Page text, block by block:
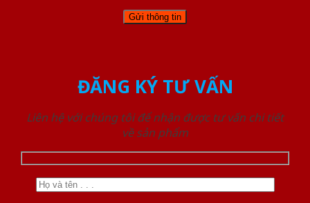
ĐĂNG KÝ TƯ VẤN
Liên hệ với chúng tôi để nhận được tư vấn chi tiết
về sản phẩm